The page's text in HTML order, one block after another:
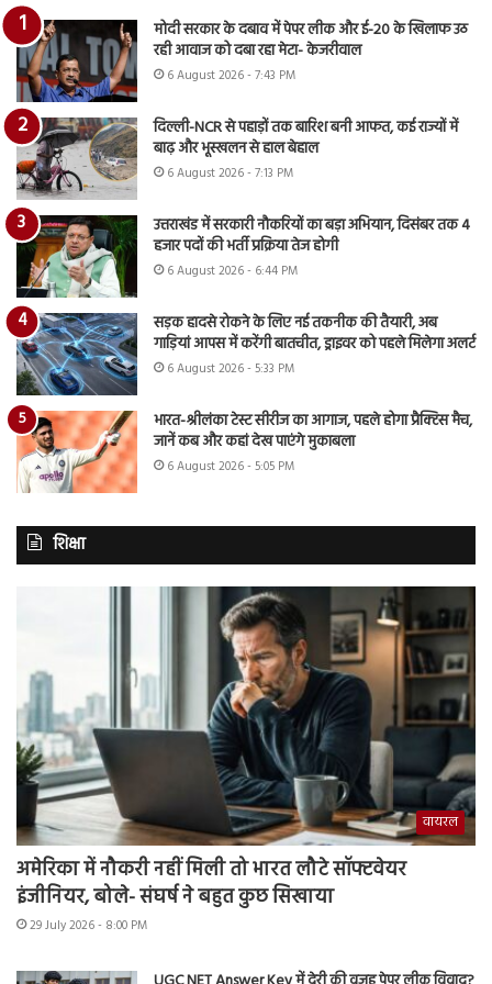
मोदी सरकार के दबाव में पेपर लीक और ई-20 के खिलाफ उठ
रही आवाज को दबा रहा मेटा- केजरीवाल
6 August 2026 - 7:43 PM
दिल्ली-NCR से पहाड़ों तक बारिश बनी आफत, कई राज्यों में
बाढ़ और भूस्खलन से हाल बेहाल
6 August 2026 - 7:13 PM
उत्तराखंड में सरकारी नौकरियों का बड़ा अभियान, दिसंबर तक 4
हजार पदों की भर्ती प्रक्रिया तेज होगी
6 August 2026 - 6:44 PM
सड़क हादसे रोकने के लिए नई तकनीक की तैयारी, अब
गाड़ियां आपस में करेंगी बातचीत, ड्राइवर को पहले मिलेगा अलर्ट
6 August 2026 - 5:33 PM
भारत-श्रीलंका टेस्ट सीरीज का आगाज, पहले होगा प्रैक्टिस मैच,
जानें कब और कहां देख पाएंगे मुकाबला
6 August 2026 - 5:05 PM
शिक्षा
वायरल
अमेरिका में नौकरी नहीं मिली तो भारत लौटे सॉफ्टवेयर
इंजीनियर, बोले- संघर्ष ने बहुत कुछ सिखाया
29 July 2026 - 8:00 PM